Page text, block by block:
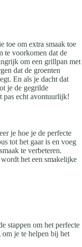
toe om extra smaak toe
te voorkomen dat de
om een grillpan met
dat de groenten
En als je dacht dat
je de gegrilde
pas echt avontuurlijk!
je hoe je de perfecte
tot het gaar is en voeg
te verbeteren.
het een smakelijke
stappen om het perfecte
je te helpen bij het